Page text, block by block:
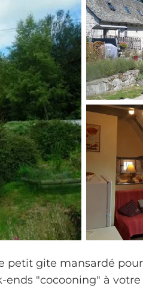
petit gite mansardé
ends "cocooning" à